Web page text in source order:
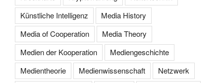
Künstliche Intelligenz
Media History
Media of Cooperation
Media Theory
Medien der Kooperation
Mediengeschichte
Medientheorie
Medienwissenschaft
Netzwerk